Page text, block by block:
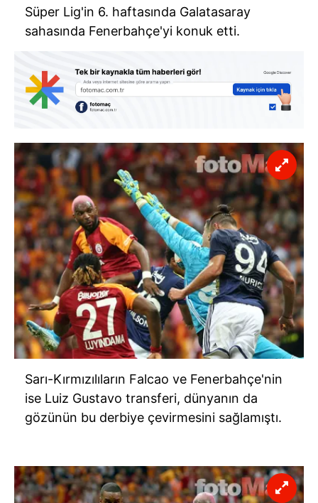
Süper Lig'in 6. haftasında Galatasaray
sahasında Fenerbahçe'yi konuk etti.
Sarı-Kırmızılıların Falcao ve Fenerbahçe'nin
ise Luiz Gustavo transferi, dünyanın da
gözünün bu derbiye çevirmesini sağlamıştı.